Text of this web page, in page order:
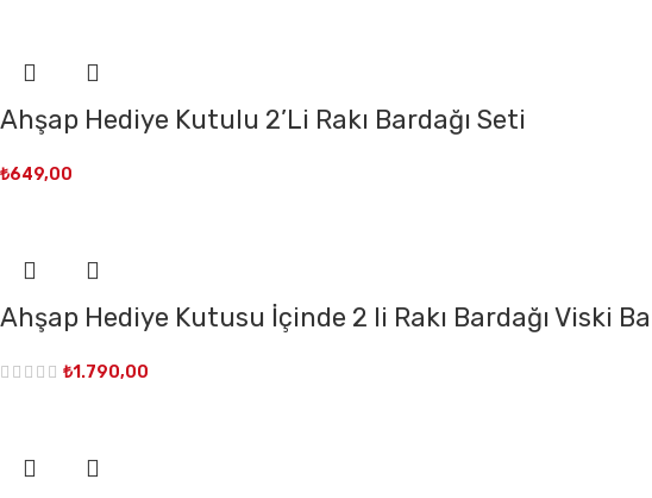
Ahşap Hediye Kutulu 2’Li Rakı Bardağı Seti
₺649,00
Ahşap Hediye Kutusu İçinde 2 li Rakı Bardağı Viski
₺1.790,00